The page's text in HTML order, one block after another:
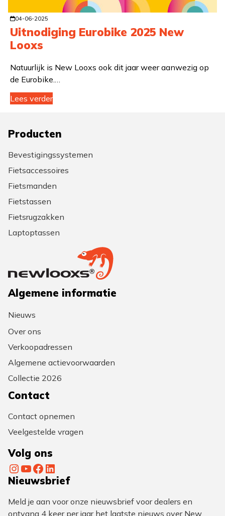
04-06-2025
Uitnodiging Eurobike 2025 New
Looxs
Natuurlijk is New Looxs ook dit jaar weer aanwezig op
de Eurobike.…
Lees verder
Producten
Bevestigingssystemen
Fietsaccessoires
Fietsmanden
Fietstassen
Fietsrugzakken
Laptoptassen
Algemene informatie
Nieuws
Over ons
Verkoopadressen
Algemene actievoorwaarden
Collectie 2026
Contact
Contact opnemen
Veelgestelde vragen
Volg ons
InstagramYouTube Facebook LinkedIn
Nieuwsbrief
Meld je aan voor onze nieuwsbrief voor dealers en
ontvang 4 keer per jaar het laatste nieuws over New